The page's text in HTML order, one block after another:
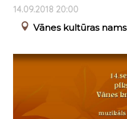
14.09.2018 20:00
Vānes kultūras nams